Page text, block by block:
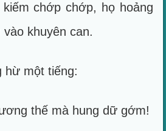
chớp chớp, họ hoảng
khuyên can.
hừ một tiếng:
thế mà hung dữ gớm!